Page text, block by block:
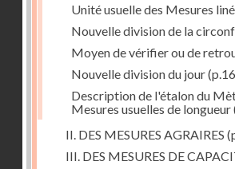
Unité usuelle des Mesures
Nouvelle division de la
Moyen de vérifier ou de
Nouvelle division du jour
Description de l'étalon du
Mesures usuelles de longueur
II. DES MESURES AGRAIRES
III. DES MESURES DE